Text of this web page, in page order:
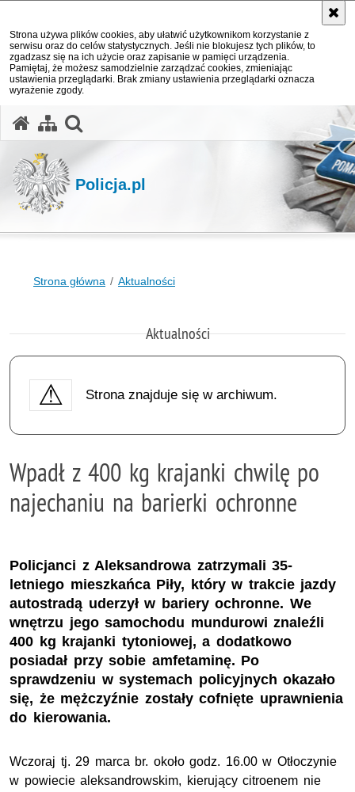
Strona używa plików cookies, aby ułatwić użytkownikom korzystanie z
serwisu oraz do celów statystycznych. Jeśli nie blokujesz tych plików, to
zgadzasz się na ich użycie oraz zapisanie w pamięci urządzenia.
Pamiętaj, że możesz samodzielnie zarządzać cookies, zmieniając
ustawienia przeglądarki. Brak zmiany ustawienia przeglądarki oznacza
wyrażenie zgody.
Policja.pl
Strona główna Aktualności
Aktualności
Strona znajduje się w archiwum.
Wpadł z 400 kg krajanki chwilę po
najechaniu na barierki ochronne
Policjanci z Aleksandrowa zatrzymali 35-
letniego mieszkańca Piły, który w trakcie jazdy
autostradą uderzył w bariery ochronne. We
wnętrzu jego samochodu mundurowi znaleźli
400 kg krajanki tytoniowej, a dodatkowo
posiadał przy sobie amfetaminę. Po
sprawdzeniu w systemach policyjnych okazało
się, że mężczyźnie zostały cofnięte uprawnienia
do kierowania.
Wczoraj tj. 29 marca br. około godz. 16.00 w Otłoczynie
w powiecie aleksandrowskim, kierujący citroenem nie